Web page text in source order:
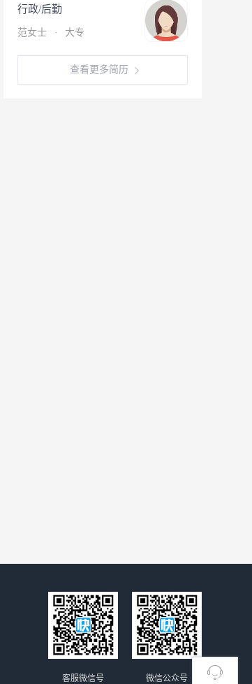
行政/后勤
范女士 · 大专
查看更多简历
微信公众号
客服微信号